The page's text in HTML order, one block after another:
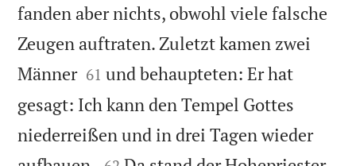
fanden aber nichts, obwohl viele falsche
Zeugen auftraten. Zuletzt kamen zwei
Männer
61 und behaupteten: Er hat
gesagt: Ich kann den Tempel Gottes
niederreißen und in drei Tagen wieder